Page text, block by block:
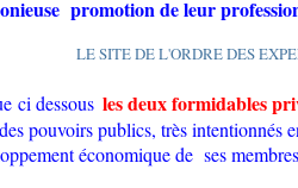
promotion de leur
LE SITE DE L'ORDRE DES
ci dessous les deux formidables
pouvoirs publics, très intentionnés
économique de ses